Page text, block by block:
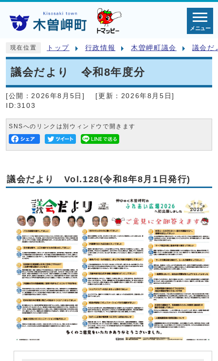
メニュー
現在位置 トップ 行政情報 木曽岬町議会 議会だ
議会だより 令和8年度分
[公開： 2026年8月5日 ] [更新： 2026年8月5日]
ID:3103
SNSへのリンクは別ウィンドウで開きます
議会だより Vol.128(令和8年8月1日発行)